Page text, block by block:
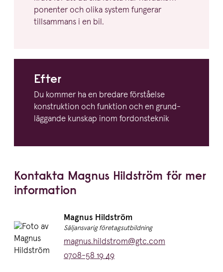
po­nenter och olika system fungerar
tillsammans i en bil.
Efter
Du kommer ha en bredare förståelse
konstruktion och funktion och en grund­
läg­gande kunskap inom fordonsteknik
Kontakta Magnus Hildström för mer
information
Namn:
Magnus Hildström
Titel:
Säljansvarig företagsutbildning
E-post:
magnus.hildstrom@gtc.com
Telefon:
0708-58 19 49